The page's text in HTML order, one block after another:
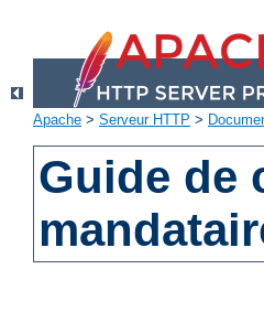
Apache > Serveur HTTP >
Guide de